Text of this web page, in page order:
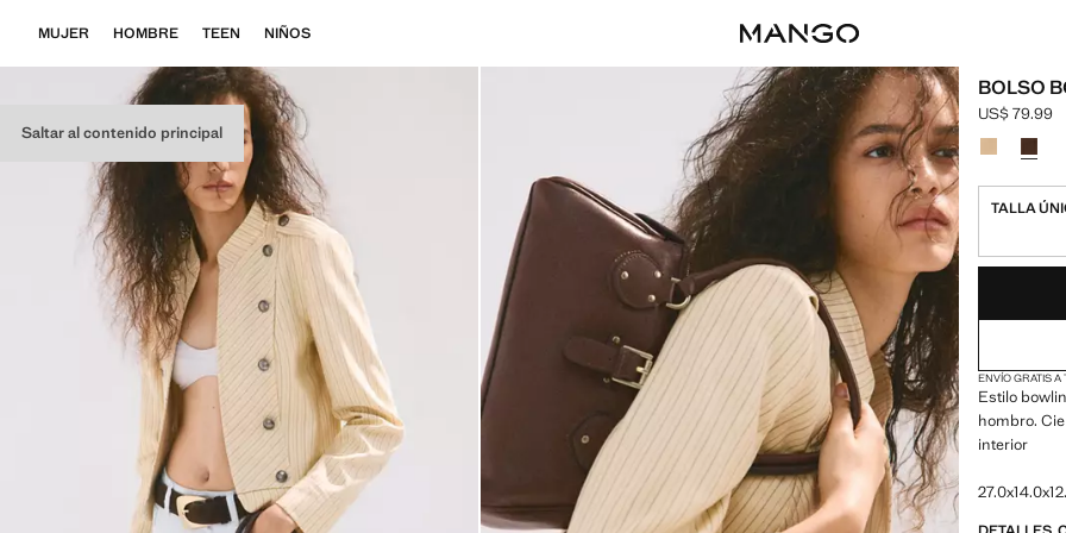
Saltar al contenido principal
MUJER HOMBRE TEEN NIÑOS
BOLSO
Precio
US$ 79.99
Selecciona
TALLA
ENVÍO GRATIS A
Estilo
hombro.
interior